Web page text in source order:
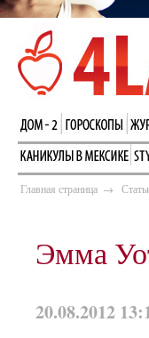
Главная страница →
Эмма
20.08.2012